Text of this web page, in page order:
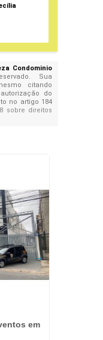
Condominio
Sua
citando
do
no artigo 184
sobre direitos
em